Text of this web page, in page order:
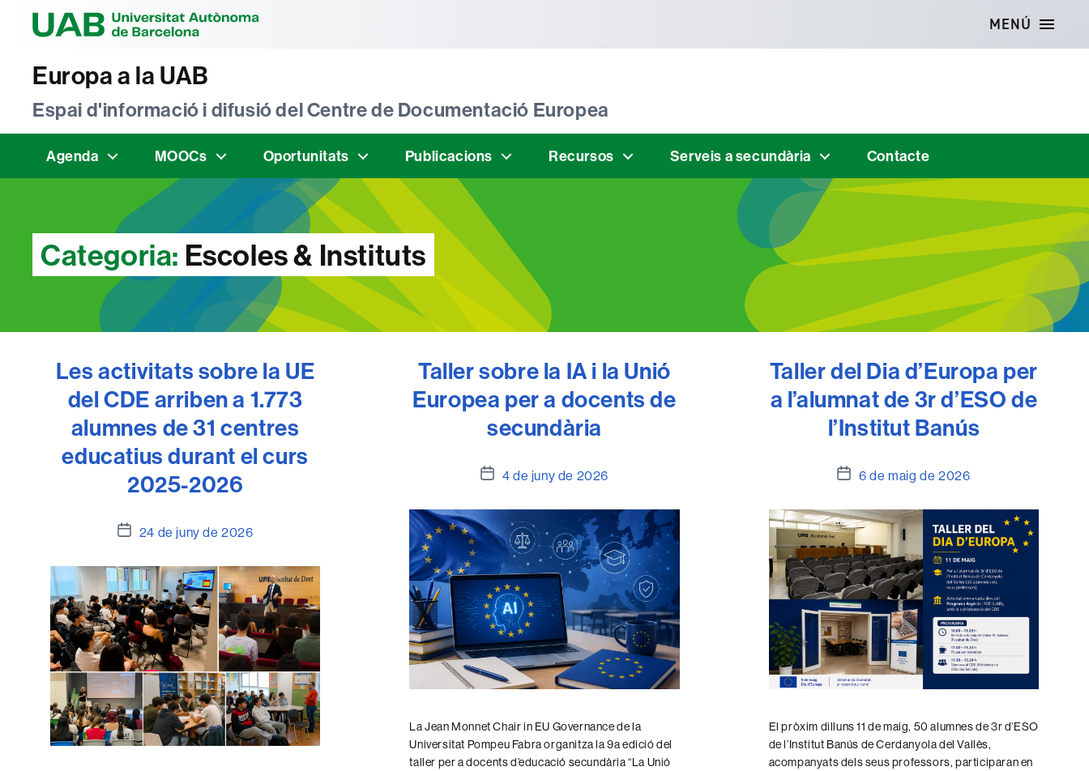
MENÚ
Europa a la UAB
Espai d'informació i difusió del Centre de Documentació Europea
Agenda MOOCs Oportunitats Publicacions Recursos Serveis a secundària Contacte
Categoria: Escoles & Instituts
Les activitats sobre la UE
del CDE arriben a 1.773
alumnes de 31 centres
educatius durant el curs
2025-2026
Data
l'entrada
24 de juny de 2026
Taller sobre la IA i la Unió
Europea per a docents de
secundària
Data
l'entrada
4 de juny de 2026
La Jean Monnet Chair in EU Governance de la
Universitat Pompeu Fabra organitza la 9a edició del
taller per a docents d’educació secundària “La Unió
Taller del Dia d’Europa per
a l’alumnat de 3r d’ESO de
l’Institut Banús
Data
l'entrada
6 de maig de 2026
El pròxim dilluns 11 de maig, 50 alumnes de 3r d’ESO
de l’Institut Banús de Cerdanyola del Vallès,
acompanyats dels seus professors, participaran en